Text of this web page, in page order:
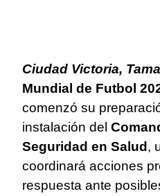
Ciudad Victoria,
Mundial de Futbol
comenzó su
instalación del
Seguridad en Salud,
coordinará acciones
respuesta ante